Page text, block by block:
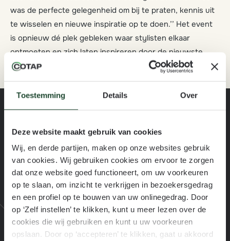
Toestemming Details Over
Deze website maakt gebruik van cookies
Wij, en derde partijen, maken op onze websites gebruik
van cookies. Wij gebruiken cookies om ervoor te zorgen
dat onze website goed functioneert, om uw voorkeuren
op te slaan, om inzicht te verkrijgen in bezoekersgedrag
en een profiel op te bouwen van uw onlinegedrag. Door
op ‘Zelf instellen’ te klikken, kunt u meer lezen over de
cookies die wij gebruiken en kunt u uw voorkeuren
opslaan. Door op ‘accepteren’ te klikken, gaat u akkoord
was de perfecte gelegenheid om bij te praten, kennis uit
te wisselen en nieuwe inspiratie op te doen.’’ Het event
is opnieuw dé plek gebleken waar stylisten elkaar
ontmoeten en zich laten inspireren door de nieuwste
trends.
Assortiment
Pvc vloeren
Laminaat vloeren
Vinyl vloeren